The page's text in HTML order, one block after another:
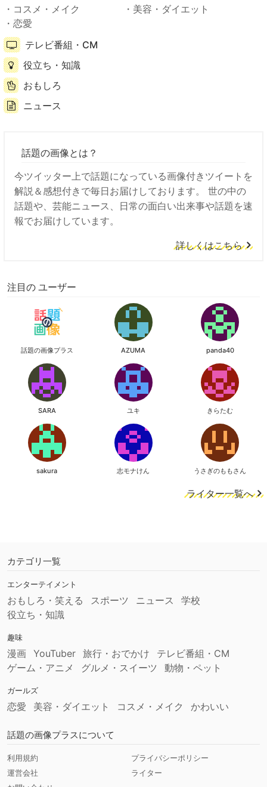
コスメ・メイク
美容・ダイエット
恋愛
テレビ番組・CM
役立ち・知識
おもしろ
ニュース
話題の画像とは？
今ツイッター上で話題になっている画像付きツイートを
解説＆感想付きで毎日お届けしております。 世の中の
話題や、芸能ニュース、日常の面白い出来事や話題を速
報でお届けしています。
詳しくはこちら
注目の ユーザー
話題の画像プラス AZUMA panda40
SARA ユキ きらたむ
sakura 志モナけん うさぎのももさん
ライター一覧へ
カテゴリ一覧
エンターテイメント
おもしろ・笑える スポーツ ニュース
学校
役立ち・知識
趣味
漫画 YouTuber 旅行・おでかけ
テレビ番組・CM
ゲーム・アニメ
グルメ・スイーツ 動物・ペット
ガールズ
恋愛 美容・ダイエット コスメ・メイク かわいい
話題の画像プラスについて
利用規約
プライバシーポリシー
運営会社
ライター